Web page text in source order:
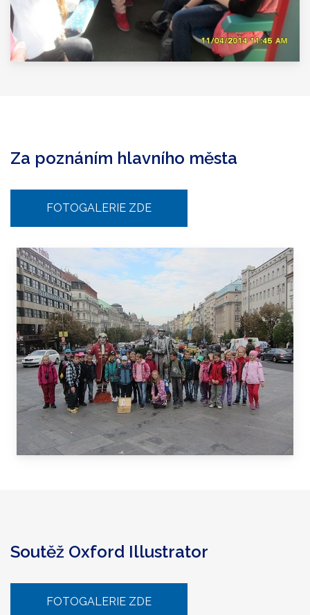
Za poznáním hlavního města
FOTOGALERIE ZDE
Soutěž Oxford Illustrator
FOTOGALERIE ZDE